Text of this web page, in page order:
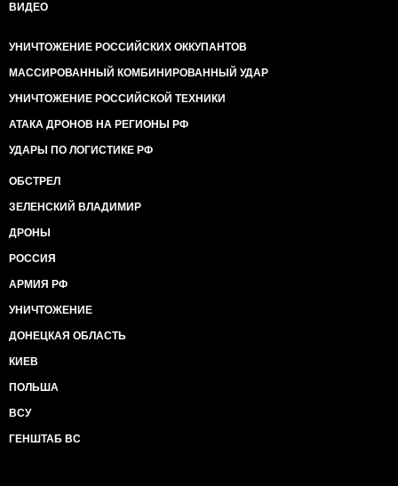
ВИДЕО
УНИЧТОЖЕНИЕ РОССИЙСКИХ ОККУПАНТОВ
МАССИРОВАННЫЙ КОМБИНИРОВАННЫЙ УДАР
УНИЧТОЖЕНИЕ РОССИЙСКОЙ ТЕХНИКИ
АТАКА ДРОНОВ НА РЕГИОНЫ РФ
УДАРЫ ПО ЛОГИСТИКЕ РФ
ОБСТРЕЛ
ЗЕЛЕНСКИЙ ВЛАДИМИР
ДРОНЫ
РОССИЯ
АРМИЯ РФ
УНИЧТОЖЕНИЕ
ДОНЕЦКАЯ ОБЛАСТЬ
КИЕВ
ПОЛЬША
ВСУ
ГЕНШТАБ ВС